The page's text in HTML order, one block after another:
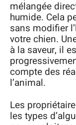
mélangée
humide. Cela
sans modifier
votre chien.
à la saveur, il
compte des
l’animal.
Les
les types